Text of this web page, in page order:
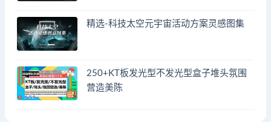
精选-科技太空元宇宙活动方案灵感图集
250+KT板发光型不发光型盒子堆头氛围
营造美陈